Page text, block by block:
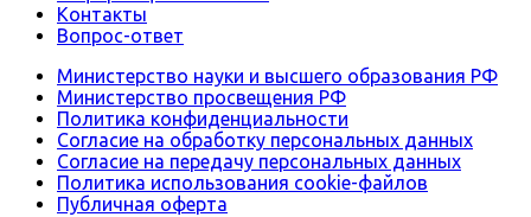
Контакты
Вопрос-ответ
Министерство науки и высшего образования РФ
Министерство просвещения РФ
Политика конфиденциальности
Согласие на обработку персональных данных
Согласие на передачу персональных данных
Политика использования сookie-файлов
Публичная оферта